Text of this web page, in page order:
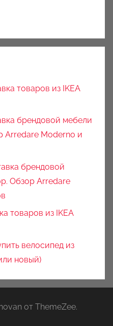
товаров из IKEA
брендовой мебели
Arredare Moderno и
брендовой
Обзор Arredare
товаров из IKEA
велосипед из
новый)
от ThemeZee.